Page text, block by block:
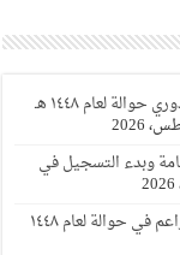
بالفيديو والصور،، يوم مميز واحتفالية كبيرة في نهائي دوري حوالة لعام ١٤٤٨ هـ
وبدء التسجيل في
بالفيديو والصور، ختام ناجح ومثير في نهائي دوري البراعم في حوالة لعام ١٤٤٨